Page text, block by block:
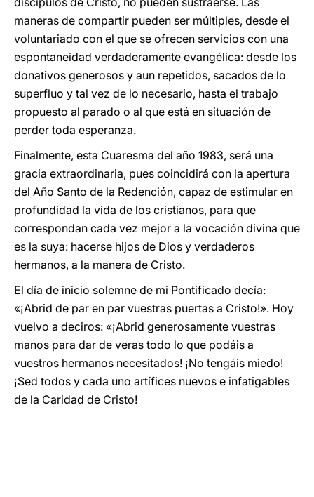
maneras de compartir pueden ser múltiples, desde el
voluntariado con el que se ofrecen servicios con una
espontaneidad verdaderamente evangélica: desde los
donativos generosos y aun repetidos, sacados de lo
superfluo y tal vez de lo necesario, hasta el trabajo
propuesto al parado o al que está en situación de
perder toda esperanza.
Finalmente, esta Cuaresma del año 1983, será una
gracia extraordinaria, pues coincidirá con la apertura
del Año Santo de la Redención, capaz de estimular en
profundidad la vida de los cristianos, para que
correspondan cada vez mejor a la vocación divina que
es la suya: hacerse hijos de Dios y verdaderos
hermanos, a la manera de Cristo.
El día de inicio solemne de mi Pontificado decía:
«¡Abrid de par en par vuestras puertas a Cristo!». Hoy
vuelvo a deciros: «¡Abrid generosamente vuestras
manos para dar de veras todo lo que podáis a
vuestros hermanos necesitados! ¡No tengáis miedo!
¡Sed todos y cada uno artífices nuevos e infatigables
de la Caridad de Cristo!